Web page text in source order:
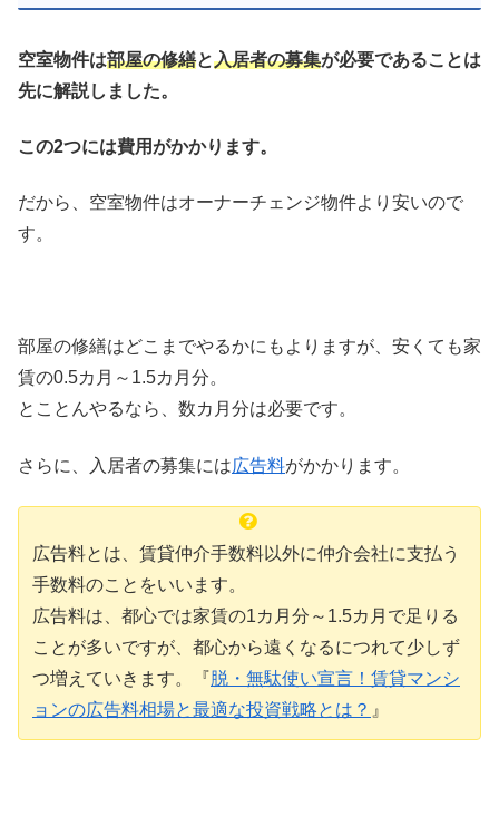
空室物件は部屋の修繕と入居者の募集が必要であることは
先に解説しました。
この2つには費用がかかります。
だから、空室物件はオーナーチェンジ物件より安いので
す。
部屋の修繕はどこまでやるかにもよりますが、安くても家
賃の0.5カ月～1.5カ月分。
とことんやるなら、数カ月分は必要です。
さらに、入居者の募集には広告料がかかります。
広告料とは、賃貸仲介手数料以外に仲介会社に支払う
手数料のことをいいます。
広告料は、都心では家賃の1カ月分～1.5カ月で足りる
ことが多いですが、都心から遠くなるにつれて少しず
つ増えていきます。『脱・無駄使い宣言！賃貸マンシ
ョンの広告料相場と最適な投資戦略とは？ 』